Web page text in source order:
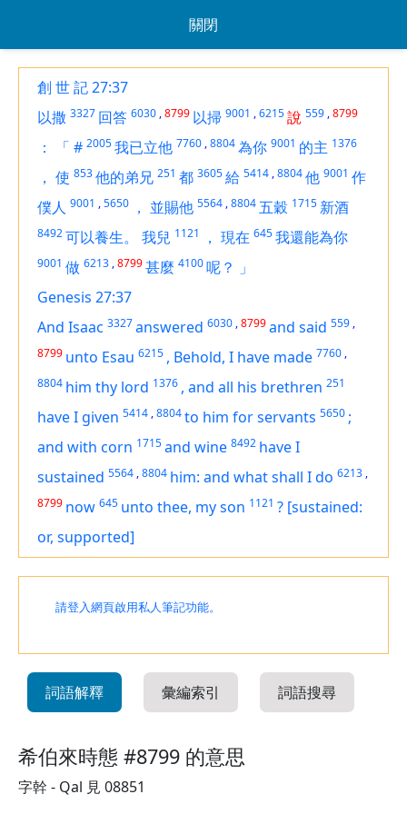
關閉
創 世 記 27:37
以撒 3327 回答 6030 ,8799 以掃 9001 ,6215說 559 ,8799
： 「 # 2005我已立他 7760 ,8804為你 9001 的主 1376
， 使 853他的弟兄 251 都 3605給 5414 ,8804他 9001 作
僕人 9001 ,5650 ， 並賜他 5564 ,8804五穀 1715 新酒
8492可以養生。 我兒 1121 ， 現在 645我還能為你
9001 做 6213 ,8799甚麼 4100呢？ 」
Genesis 27:37
And Isaac 3327answered 6030 ,8799and said 559 ,
8799 unto Esau 6215 , Behold, I have made 7760 ,
8804 him thy lord 1376 , and all his brethren 251
have I given 5414 ,8804to him for servants 5650 ;
and with corn 1715and wine 8492 have I
sustained 5564 ,8804 him: and what shall I do 6213 ,
8799 now 645 unto thee, my son 1121 ? [sustained:
or, supported]
請登入網頁啟用私人筆記功能。
詞語解釋 彙編索引 詞語搜尋
希伯來時態 #8799 的意思
字幹 - Qal 見 08851